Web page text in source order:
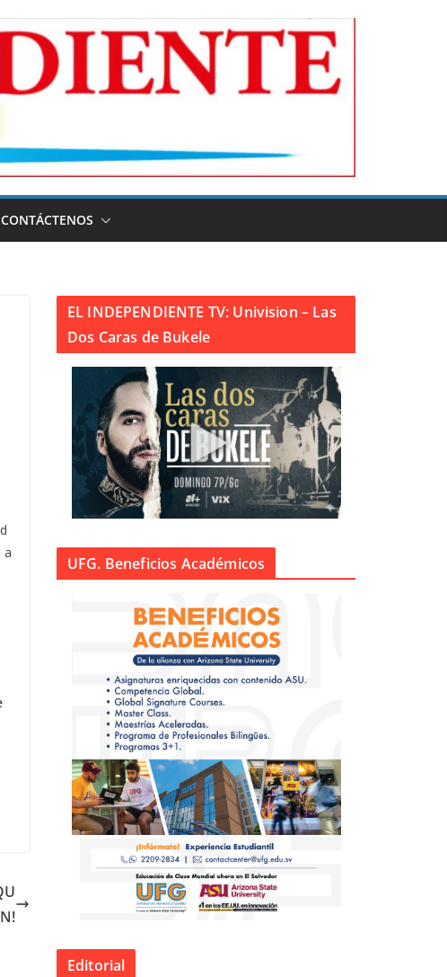
CONTÁCTENOS
a
EL INDEPENDIENTE TV: Univision – Las
Dos Caras de Bukele
UFG. Beneficios Académicos
Editorial